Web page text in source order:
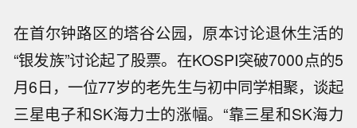
在首尔钟路区的塔谷公园，原本讨论退休生活的
“银发族”讨论起了股票。在KOSPI突破7000点的5
月6日，一位77岁的老先生与初中同学相聚，谈起
三星电子和SK海力士的涨幅。“靠三星和SK海力